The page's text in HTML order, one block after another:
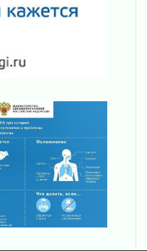
вывели из леса в
во
автобуса
паев
Ленинградской
лидеров по